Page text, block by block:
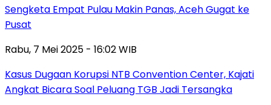
Sengketa Empat Pulau Makin Panas, Aceh Gugat ke
Pusat
Rabu, 7 Mei 2025 - 16:02 WIB
Kasus Dugaan Korupsi NTB Convention Center, Kajati
Angkat Bicara Soal Peluang TGB Jadi Tersangka